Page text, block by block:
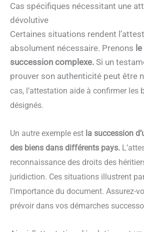
Cas spécifiques nécessitant une
dévolutive
Certaines situations rendent
absolument nécessaire. Prenons le
succession complexe. Si un
prouver son authenticité peut être
cas, l’attestation aide à confirmer les
désignés.
Un autre exemple est la succession
des biens dans différents pays.
reconnaissance des droits des
juridiction. Ces situations illustrent
l’importance du document. Assurez-
prévoir dans vos démarches